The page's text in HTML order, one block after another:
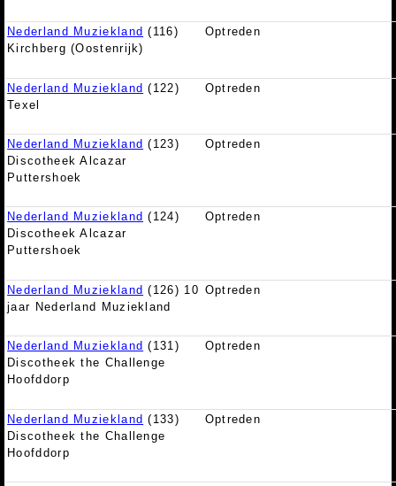
Nederland Muziekland (116)
Kirchberg (Oostenrijk)
Optreden
Nederland Muziekland (122)
Texel
Optreden
Nederland Muziekland (123)
Discotheek Alcazar
Puttershoek
Optreden
Nederland Muziekland (124)
Discotheek Alcazar
Puttershoek
Optreden
Nederland Muziekland (126) 10
jaar Nederland Muziekland
Optreden
Nederland Muziekland (131)
Discotheek the Challenge
Hoofddorp
Optreden
Nederland Muziekland (133)
Discotheek the Challenge
Hoofddorp
Optreden